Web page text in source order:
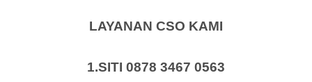
LAYANAN CSO KAMI
1.SITI 0878 3467 0563